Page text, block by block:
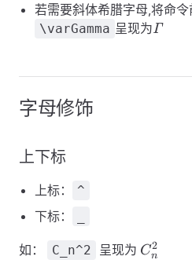
若需要斜体希腊字母,将命令
\varGamma 呈现为Γ
字母修饰
上下标
上标： ^
下标：
如： C_n^2 呈现为 C_n^2
Cn
2